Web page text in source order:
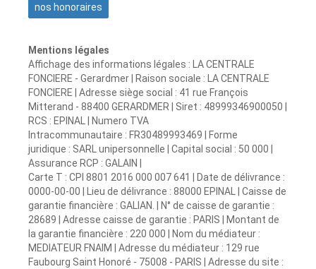
nos honoraires
Mentions légales
Affichage des informations légales : LA CENTRALE
FONCIERE - Gerardmer | Raison sociale : LA CENTRALE
FONCIERE | Adresse siège social : 41 rue François
Mitterand - 88400 GERARDMER | Siret : 48999346900050 |
RCS : EPINAL | Numero TVA
Intracommunautaire : FR30489993469 | Forme
juridique : SARL unipersonnelle | Capital social : 50 000 |
Assurance RCP : GALAIN |
Carte T : CPI 8801 2016 000 007 641 | Date de délivrance :
0000-00-00 | Lieu de délivrance : 88000 EPINAL | Caisse de
garantie financière : GALIAN. | N° de caisse de garantie :
28689 | Adresse caisse de garantie : PARIS | Montant de
la garantie financière : 220 000 | Nom du médiateur :
MEDIATEUR FNAIM | Adresse du médiateur : 129 rue
Faubourg Saint Honoré - 75008 - PARIS | Adresse du site :